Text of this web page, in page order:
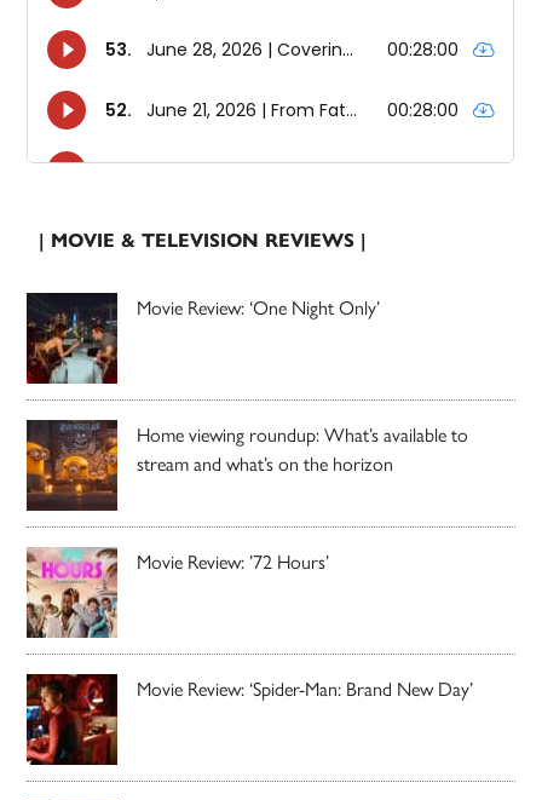
| MOVIE & TELEVISION REVIEWS |
Movie Review: ‘One Night Only’
Home viewing roundup: What’s available to
stream and what’s on the horizon
Movie Review: ’72 Hours’
Movie Review: ‘Spider-Man: Brand New Day’